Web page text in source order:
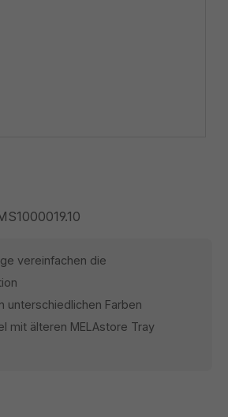
vereinfachen die
unterschiedlichen Farben
mit älteren MELAstore Tray